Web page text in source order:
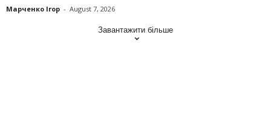
Марченко Ігор - August 7, 2026
Завантажити більше